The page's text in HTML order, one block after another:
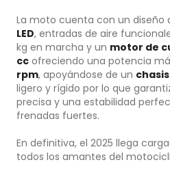
La moto cuenta con un diseño
LED, entradas de aire
kg en marcha y un motor de
cc ofreciendo una potencia
rpm, apoyándose de un
ligero y rígido por lo que
precisa y una estabilidad
frenadas fuertes.
En definitiva, el 2025 llega
todos los amantes del